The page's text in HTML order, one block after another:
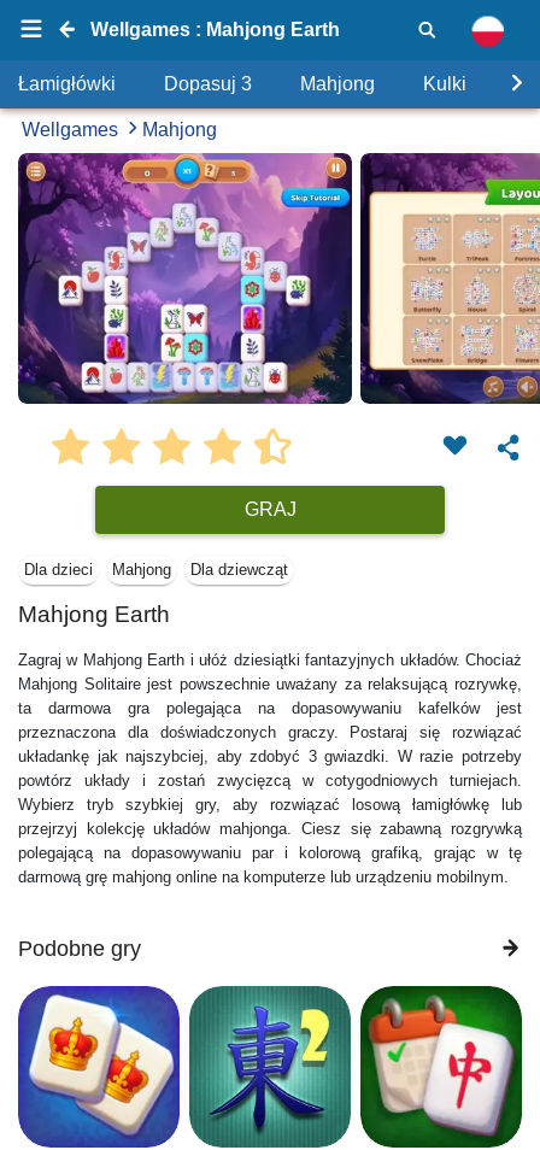
Wellgames : Mahjong Earth
Łamigłówki Dopasuj 3 Mahjong Kulki
Wellgames Mahjong
GRAJ
Dla dzieci Mahjong Dla dziewcząt
Mahjong Earth
Zagraj w Mahjong Earth i ułóż dziesiątki fantazyjnych układów. Chociaż
Mahjong Solitaire jest powszechnie uważany za relaksującą rozrywkę,
ta darmowa gra polegająca na dopasowywaniu kafelków jest
przeznaczona dla doświadczonych graczy. Postaraj się rozwiązać
układankę jak najszybciej, aby zdobyć 3 gwiazdki. W razie potrzeby
powtórz układy i zostań zwycięzcą w cotygodniowych turniejach.
Wybierz tryb szybkiej gry, aby rozwiązać losową łamigłówkę lub
przejrzyj kolekcję układów mahjonga. Ciesz się zabawną rozgrywką
polegającą na dopasowywaniu par i kolorową grafiką, grając w tę
darmową grę mahjong online na komputerze lub urządzeniu mobilnym.
Podobne gry